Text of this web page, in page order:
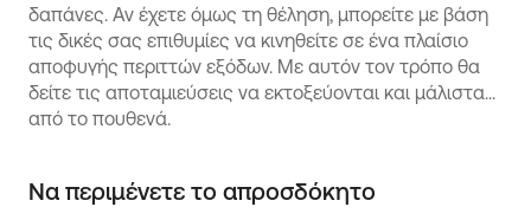
δαπάνες. Αν έχετε όμως τη θέληση, μπορείτε με βάση
τις δικές σας επιθυμίες να κινηθείτε σε ένα πλαίσιο
αποφυγής περιττών εξόδων. Με αυτόν τον τρόπο θα
δείτε τις αποταμιεύσεις να εκτοξεύονται και μάλιστα...
από το πουθενά.
Να περιμένετε το απροσδόκητο